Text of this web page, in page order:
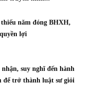
năm đóng BHXH,
lợi
suy nghĩ đến hành
để trở thành luật sư giỏi